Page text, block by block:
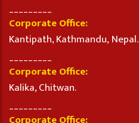
Corporate Office:
Kantipath, Kathmandu, Nepal.
Corporate Office:
Kalika, Chitwan.